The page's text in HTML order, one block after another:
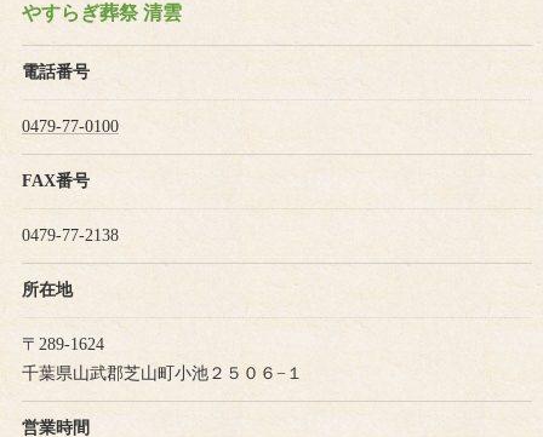
やすらぎ葬祭 清雲
電話番号
0479-77-0100
FAX番号
0479-77-2138
所在地
〒289-1624
千葉県山武郡芝山町小池２５０６−１
営業時間